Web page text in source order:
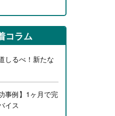
コラム
しるべ！新たな
事例】1ヶ月で完
イス